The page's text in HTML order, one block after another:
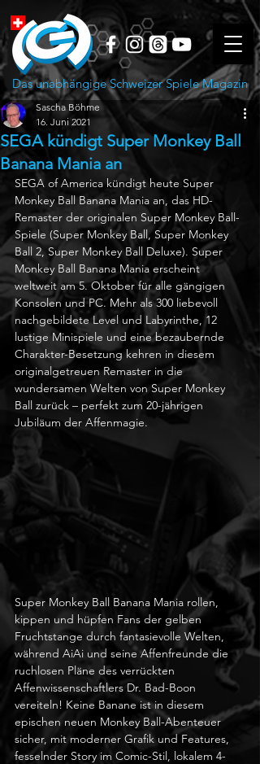
Das unabhängige Schweizer Spiele Magazin
SEGA kündigt Super Monkey Ball
Banana Mania an
Sascha Böhme
16. Juni 2021
SEGA of America kündigt heute Super
Monkey Ball Banana Mania an, das HD-
Remaster der originalen Super Monkey Ball-
Spiele (Super Monkey Ball, Super Monkey
Ball 2, Super Monkey Ball Deluxe). Super
Monkey Ball Banana Mania erscheint
weltweit am 5. Oktober für alle gängigen
Konsolen und PC. Mehr als 300 liebevoll
nachgebildete Level und Labyrinthe, 12
lustige Minispiele und eine bezaubernde
Charakter-Besetzung kehren in diesem
originalgetreuen Remaster in die
wundersamen Welten von Super Monkey
Ball zurück – perfekt zum 20-jährigen
Jubiläum der Affenmagie.
Super Monkey Ball Banana Mania rollen,
kippen und hüpfen Fans der gelben
Fruchtstange durch fantasievolle Welten,
während AiAi und seine Affenfreunde die
ruchlosen Pläne des verrückten
Affenwissenschaftlers Dr. Bad-Boon
vereiteln! Keine Banane ist in diesem
epischen neuen Monkey Ball-Abenteuer
sicher, mit moderner Grafik und Features,
fesselnder Story im Comic-Stil, lokalem 4-